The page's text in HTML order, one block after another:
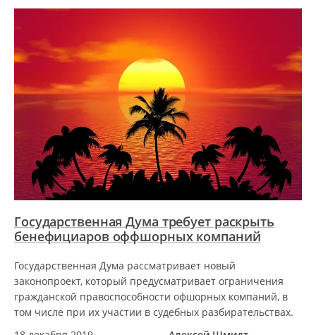
Государственная Дума требует раскрыть
бенефициаров оффшорных компаний
Государственная Дума рассматривает новый
законопроект, который предусматривает ограничения
гражданской правоспособности офшорных компаний, в
том числе при их участии в судебных разбирательствах.